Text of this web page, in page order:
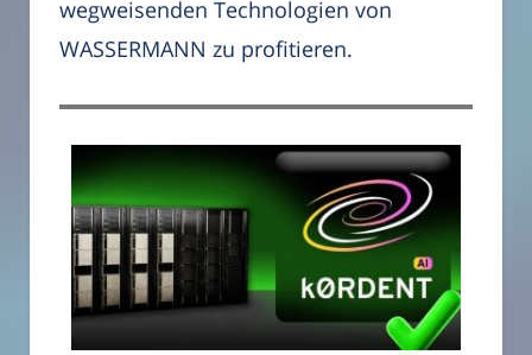
wegweisenden Technologien von
WASSERMANN zu profitieren.